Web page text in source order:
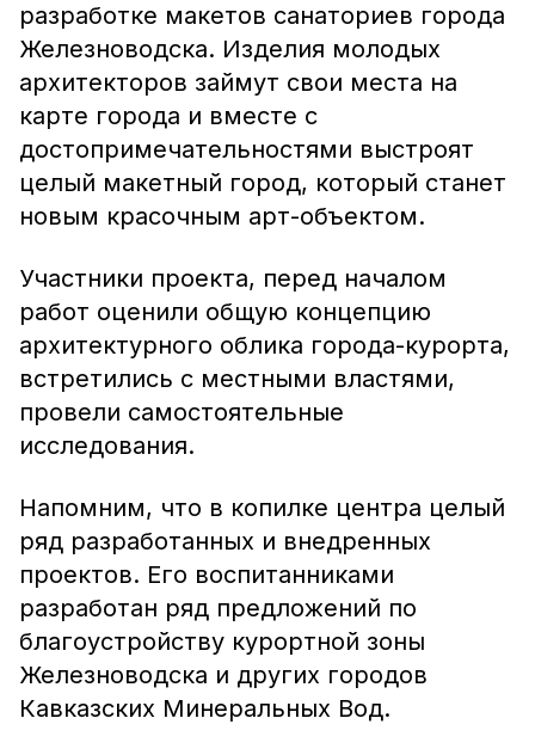
разработке макетов санаториев города
Железноводска. Изделия молодых
архитекторов займут свои места на
карте города и вместе с
достопримечательностями выстроят
целый макетный город, который станет
новым красочным арт-объектом.
Участники проекта, перед началом
работ оценили общую концепцию
архитектурного облика города-курорта,
встретились с местными властями,
провели самостоятельные
исследования.
Напомним, что в копилке центра целый
ряд разработанных и внедренных
проектов. Его воспитанниками
разработан ряд предложений по
благоустройству курортной зоны
Железноводска и других городов
Кавказских Минеральных Вод.